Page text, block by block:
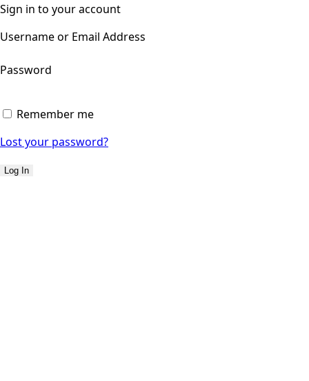
Sign in to your account
Username or Email Address
Password
Remember me
Lost your password?